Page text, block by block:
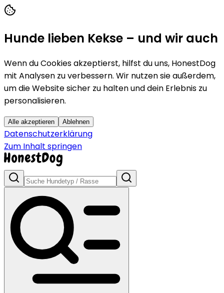
Hunde lieben Kekse – und wir auch
Wenn du Cookies akzeptierst, hilfst du uns, HonestDog
mit Analysen zu verbessern. Wir nutzen sie außerdem,
um die Website sicher zu halten und dein Erlebnis zu
personalisieren.
Alle akzeptieren Ablehnen
Datenschutzerklärung
Zum Inhalt springen